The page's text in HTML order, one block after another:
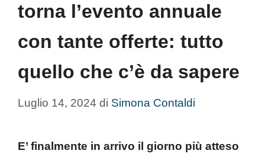
torna l’evento annuale
con tante offerte: tutto
quello che c’è da sapere
Luglio 14, 2024 di Simona Contaldi
E’ finalmente in arrivo il giorno più atteso